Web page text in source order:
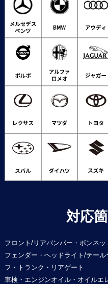
対応
フロント/リアバンパー・ボンネ
フェンダー・ヘッドライト/テー
フ・トランク・リアゲート
車検・エンジンオイル・オイルエ